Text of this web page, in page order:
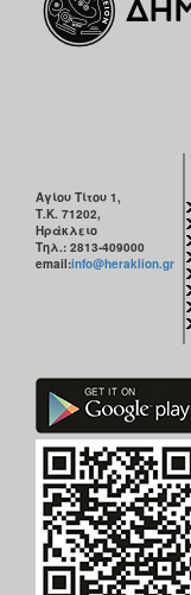
Αγίου Τίτου 1,
Τ.Κ. 71202,
Ηράκλειο
Τηλ.: 2813-409000
email:info@heraklion.gr